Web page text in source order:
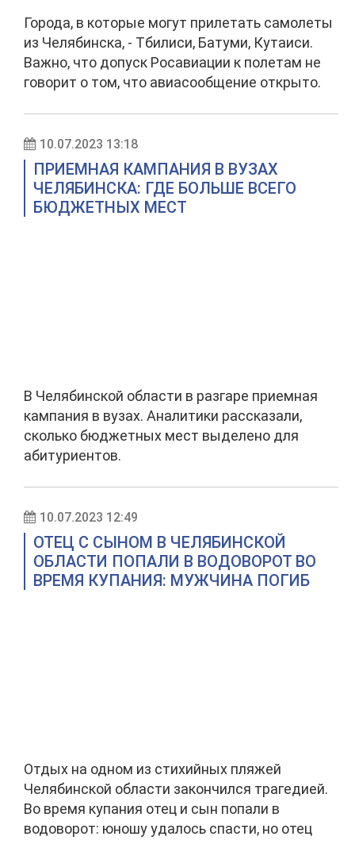
Города, в которые могут прилетать самолеты
из Челябинска, - Тбилиси, Батуми, Кутаиси.
Важно, что допуск Росавиации к полетам не
говорит о том, что авиасообщение открыто.
10.07.2023 13:18
ПРИЕМНАЯ КАМПАНИЯ В ВУЗАХ
ЧЕЛЯБИНСКА: ГДЕ БОЛЬШЕ ВСЕГО
БЮДЖЕТНЫХ МЕСТ
В Челябинской области в разгаре приемная
кампания в вузах. Аналитики рассказали,
сколько бюджетных мест выделено для
абитуриентов.
10.07.2023 12:49
ОТЕЦ С СЫНОМ В ЧЕЛЯБИНСКОЙ
ОБЛАСТИ ПОПАЛИ В ВОДОВОРОТ ВО
ВРЕМЯ КУПАНИЯ: МУЖЧИНА ПОГИБ
Отдых на одном из стихийных пляжей
Челябинской области закончился трагедией.
Во время купания отец и сын попали в
водоворот: юношу удалось спасти, но отец